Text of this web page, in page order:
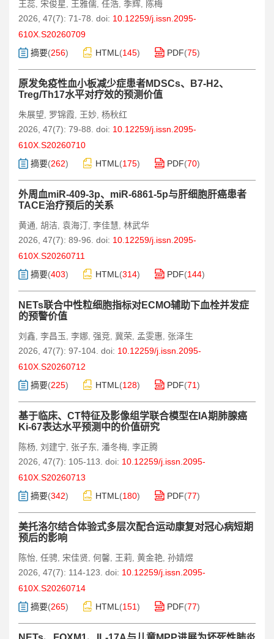
王蕊, 宋俊星, 王雅儒, 任浩, 季辉, 陈梅
2026, 47(7): 71-78. doi: 10.12259/j.issn.2095-
610X.S20260709
摘要(256) HTML (145) PDF(75)
原发免疫性血小板减少症患者MDSCs、B7-H2、
Treg/Th17水平对疗效的预测价值
朱展望, 罗锦霞, 王妙, 杨秋红
2026, 47(7): 79-88. doi: 10.12259/j.issn.2095-
610X.S20260710
摘要(262) HTML (175) PDF(70)
外周血miR-409-3p、miR-6861-5p与肝细胞肝癌患者
TACE治疗预后的关系
黄通, 胡洁, 袁海汀, 李佳慧, 林武华
2026, 47(7): 89-96. doi: 10.12259/j.issn.2095-
610X.S20260711
摘要(403) HTML (314) PDF(144)
NETs联合中性粒细胞指标对ECMO辅助下血栓并发症
的预警价值
刘鑫, 李昌玉, 李娜, 强竞, 冀荣, 孟雯惠, 张泽生
2026, 47(7): 97-104. doi: 10.12259/j.issn.2095-
610X.S20260712
摘要(225) HTML (128) PDF(71)
基于临床、CT特征及影像组学联合模型在IA期肺腺癌
Ki-67表达水平预测中的价值研究
陈杨, 刘建宁, 张子东, 潘冬梅, 李正腾
2026, 47(7): 105-113. doi: 10.12259/j.issn.2095-
610X.S20260713
摘要(342) HTML (180) PDF(77)
美托洛尔结合体验式多层次配合运动康复对冠心病短期
预后的影响
陈怡, 任骋, 宋佳贤, 何馨, 王莉, 黄金艳, 孙婧煜
2026, 47(7): 114-123. doi: 10.12259/j.issn.2095-
610X.S20260714
摘要(265) HTML (151) PDF(77)